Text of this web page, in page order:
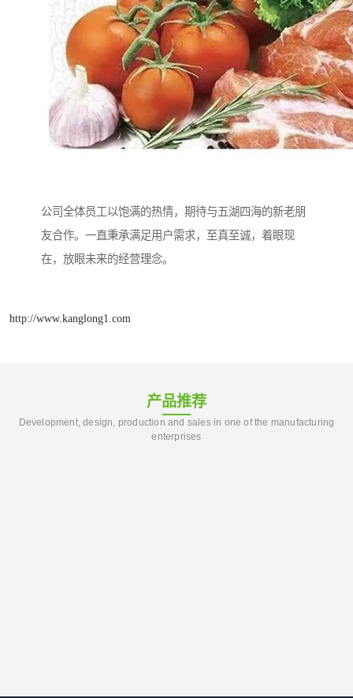
公司全体员工以饱满的热情，期待与五湖四海的新老朋
友合作。一直秉承满足用户需求，至真至诚，着眼现
在，放眼未来的经营理念。
http://www.kanglong1.com
产品推荐
Development, design, production and sales in one of the manufacturing
enterprises